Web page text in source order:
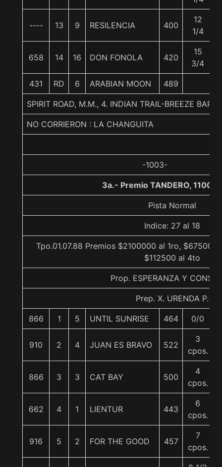
---- 13 9 RESILENCIA 400
12
1/4
658 14 16 DON FONOLA 420
15
3/4
431 RD 6 ARABIAN MOON 489
SPIRIT ROAD, M.M., 4. INDIAN TRAIL-BREEZE BAR-
NO CORRIERON : LA CHANGUITA
-1003-
3a.- Premio TANDERO, 1100
Pista Normal
Indice: 27 al 18
Tpo.01.07.88 Premios $2100000 al 1ro,
$112500 al 4to
Prop. ESPERANZA Y
Prep. X. URENDA P.
866 1 5 UNTIL SUNRISE 464 0/0
910 2 4 JUAN ES BRAVO 522
3
cpos.
866 3 3 CAT BAY 500
4
cpos.
662 4 1 LIENTUR 443
6
cpos.
916 5 2 FOR THE GOOD 457
7
cpos.